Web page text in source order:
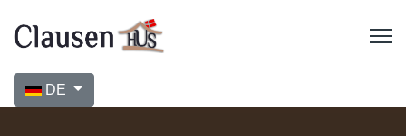
Sprache auswählen
DE